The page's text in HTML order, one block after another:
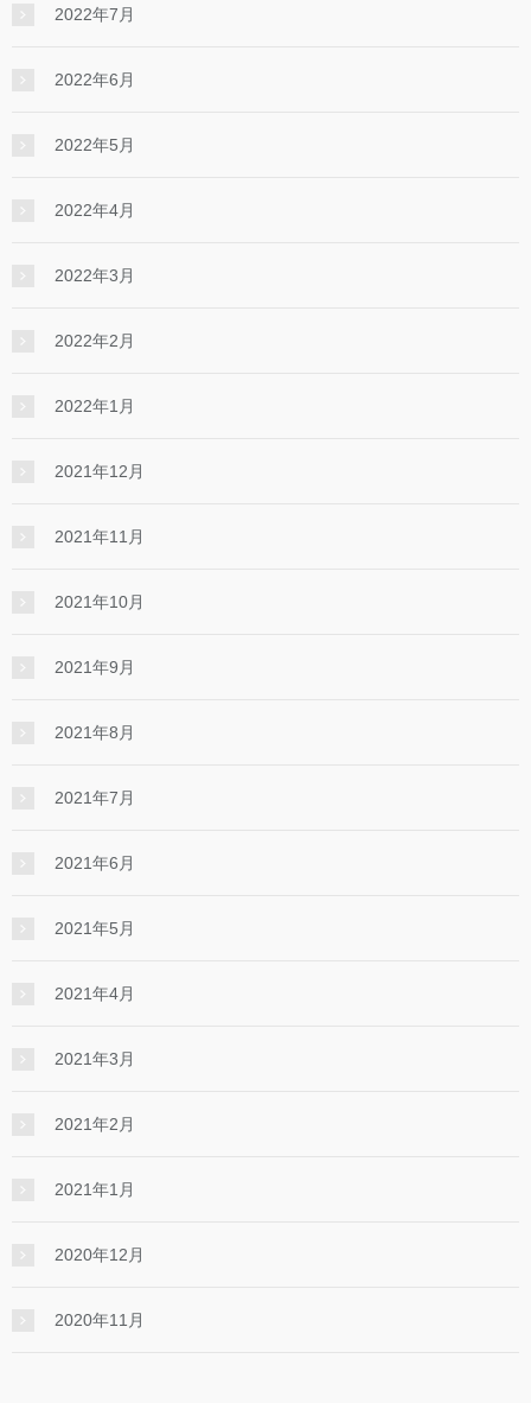
2022年7月
2022年6月
2022年5月
2022年4月
2022年3月
2022年2月
2022年1月
2021年12月
2021年11月
2021年10月
2021年9月
2021年8月
2021年7月
2021年6月
2021年5月
2021年4月
2021年3月
2021年2月
2021年1月
2020年12月
2020年11月